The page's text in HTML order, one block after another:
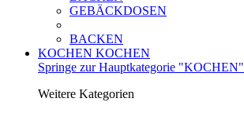
GEBÄCKDOSEN
BACKEN
KOCHEN KOCHEN
Springe zur Hauptkategorie "KOCHEN"
Weitere Kategorien